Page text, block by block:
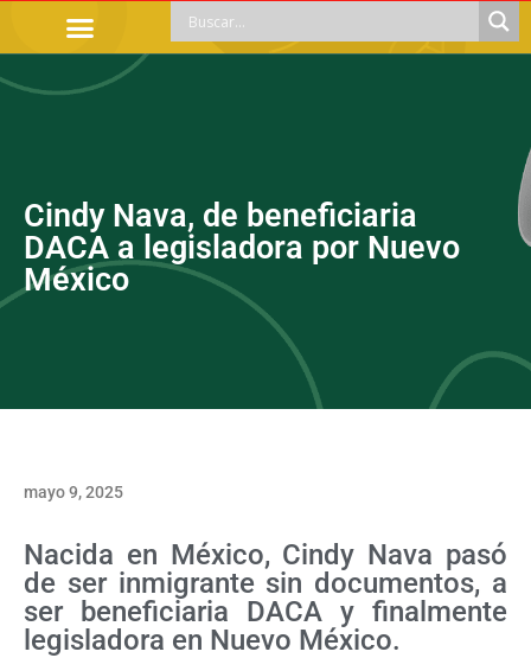
Cindy Nava, de beneficiaria
DACA a legisladora por Nuevo
México
mayo 9, 2025
Nacida en México, Cindy Nava pasó
de ser inmigrante sin documentos, a
ser beneficiaria DACA y finalmente
legisladora en Nuevo México.